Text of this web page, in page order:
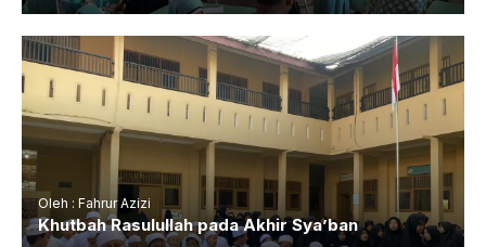
Oleh : Fahrur Azizi
Khutbah Rasulullah pada Akhir Sya’ban